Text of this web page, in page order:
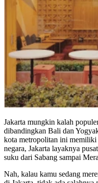
Jakarta mungkin kalah
dibandingkan Bali dan
kota metropolitan ini memiliki
negara, Jakarta layaknya
suku dari Sabang sampai
Nah, kalau kamu sedang